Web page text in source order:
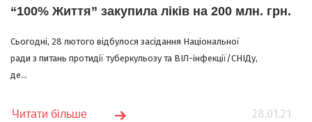
“100% Життя” закупила ліків на 200 млн. грн.
Сьогодні, 28 лютого відбулося засідання Національної
ради з питань протидії туберкульозу та ВІЛ-інфекції/СНІДу,
де...
28.01.21
Читати більше